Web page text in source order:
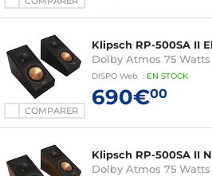
COMPARER
Klipsch RP-500SA II
Dolby Atmos 75
DISPO Web : EN STOCK
690€00
Klipsch RP-500SA II
Dolby Atmos 75